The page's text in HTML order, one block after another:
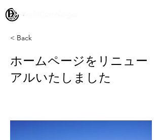
< Back
ホームページをリニュー
アルいたしました